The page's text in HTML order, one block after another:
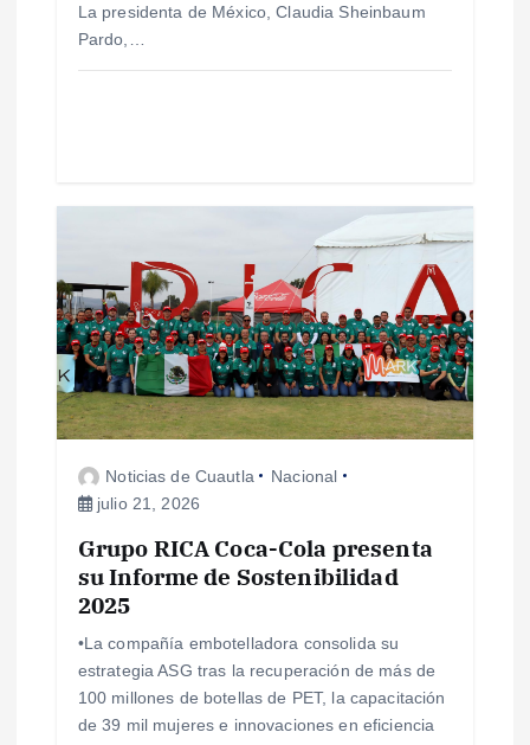
s
La presidenta de México, Claudia Sheinbaum
Pardo,…
Noticias de Cuautla
Nacional
julio 21, 2026
Grupo RICA Coca-Cola presenta
su Informe de Sostenibilidad
2025
•La compañía embotelladora consolida su
estrategia ASG tras la recuperación de más de
100 millones de botellas de PET, la capacitación
de 39 mil mujeres e innovaciones en eficiencia